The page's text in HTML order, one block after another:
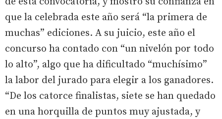
que la celebrada este año será “la primera de
muchas” ediciones. A su juicio, este año el
concurso ha contado con “un nivelón por todo
lo alto”, algo que ha dificultado “muchísimo”
la labor del jurado para elegir a los ganadores.
“De los catorce finalistas, siete se han quedado
en una horquilla de puntos muy ajustada, y